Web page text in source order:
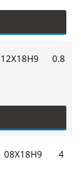
12Х18Н9 0.8
08Х18Н9 4